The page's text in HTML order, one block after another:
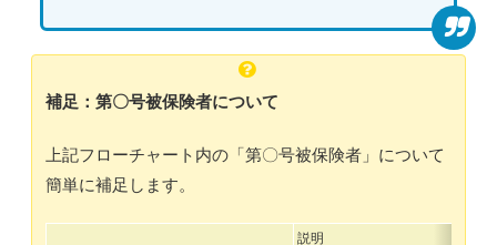
補足：第〇号被保険者について
上記フローチャート内の「第〇号被保険者」について
簡単に補足します。
説明